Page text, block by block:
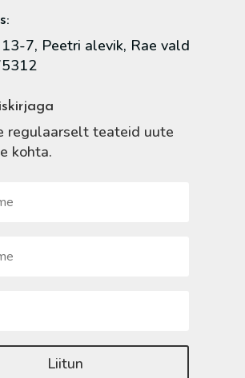
7, Peetri alevik, Rae vald
regulaarselt teateid uute
kohta.
Liitun